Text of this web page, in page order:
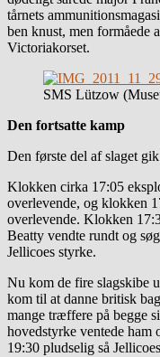
tårnets
ben knust, men formåede
Victoriakorset.
SMS Lützow
Den fortsatte kamp
Den første del af slaget
Klokken cirka 17:05
overlevende, og klokken
overlevende. Klokken
Beatty vendte rundt og
Jellicoes styrke.
Nu kom de fire slagskibe
kom til at danne britisk
mange træffere på begge
hovedstyrke ventede
19:30 pludselig så